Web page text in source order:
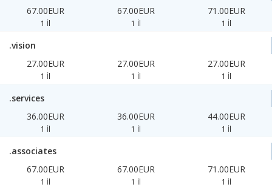
67.00EUR
1 İl
67.00EUR
1 İl
71.00EUR
1 İl
.vision
27.00EUR
1 İl
27.00EUR
1 İl
27.00EUR
1 İl
.services
36.00EUR
1 İl
36.00EUR
1 İl
44.00EUR
1 İl
.associates
67.00EUR
1 İl
67.00EUR
1 İl
71.00EUR
1 İl